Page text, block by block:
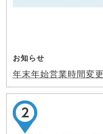
お知らせ
年末年始営業時間変